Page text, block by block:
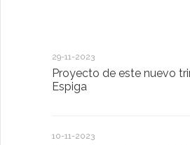
29-11-2023
Proyecto de este nuevo
Espiga
10-11-2023